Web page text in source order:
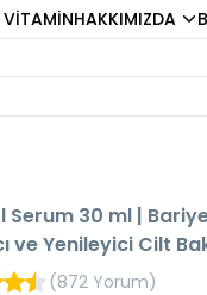
VİTAMİNHAKKIMIZDA
KARGO
Serum 30 ml |
ve Yenileyici Cilt
(872 Yorum)